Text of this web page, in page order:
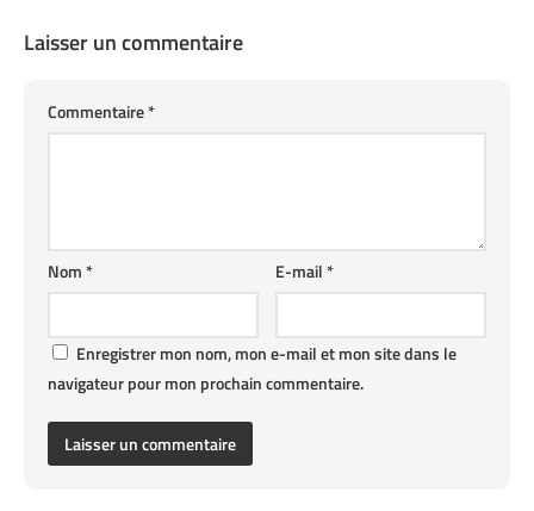
Laisser un commentaire
Commentaire*
E-mail*
Nom*
Enregistrer mon nom, mon e-mail et mon site dans le
navigateur pour mon prochain commentaire.